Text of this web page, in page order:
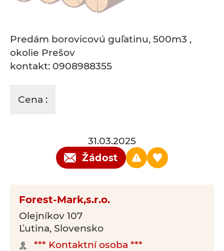
Predám borovicovú guľatinu, 500m3 ,
okolie Prešov
kontakt: 0908988355
Cena :
31.03.2025
Žádost
Forest-Mark,s.r.o.
Olejníkov 107
Ľutina, Slovensko
*** Kontaktní osoba ***